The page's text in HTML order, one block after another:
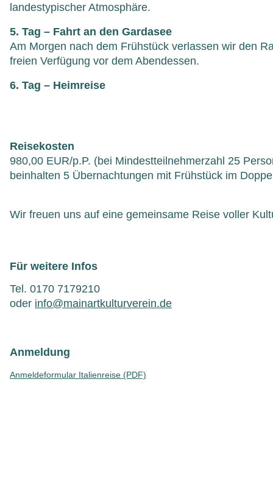
landestypischer Atmosphäre.
5. Tag – Fahrt an den Gardasee
Am Morgen nach dem Frühstück verlassen wir den
freien Verfügung vor dem Abendessen.
6. Tag – Heimreise
Reisekosten
980,00 EUR/p.P. (bei Mindestteilnehmerzahl 25
beinhalten 5 Übernachtungen mit Frühstück im
Wir freuen uns auf eine gemeinsame Reise voller
Für weitere Infos
Tel. 0170 7179210
oder info@mainartkulturverein.de
Anmeldung
Anmeldeformular Italienreise (PDF)